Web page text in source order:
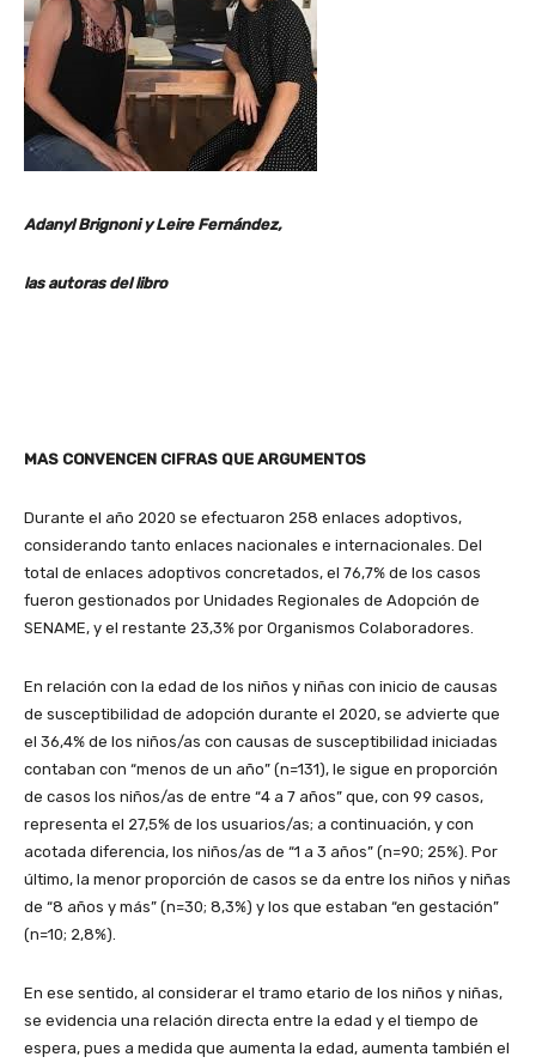
Adanyl Brignoni y Leire Fernández,
las autoras del libro
MAS CONVENCEN CIFRAS QUE ARGUMENTOS
Durante el año 2020 se efectuaron 258 enlaces adoptivos,
considerando tanto enlaces nacionales e internacionales. Del
total de enlaces adoptivos concretados, el 76,7% de los casos
fueron gestionados por Unidades Regionales de Adopción de
SENAME, y el restante 23,3% por Organismos Colaboradores.
En relación con la edad de los niños y niñas con inicio de causas
de susceptibilidad de adopción durante el 2020, se advierte que
el 36,4% de los niños/as con causas de susceptibilidad iniciadas
contaban con “menos de un año” (n=131), le sigue en proporción
de casos los niños/as de entre “4 a 7 años” que, con 99 casos,
representa el 27,5% de los usuarios/as; a continuación, y con
acotada diferencia, los niños/as de “1 a 3 años” (n=90; 25%). Por
último, la menor proporción de casos se da entre los niños y niñas
de “8 años y más” (n=30; 8,3%) y los que estaban “en gestación”
(n=10; 2,8%).
En ese sentido, al considerar el tramo etario de los niños y niñas,
se evidencia una relación directa entre la edad y el tiempo de
espera, pues a medida que aumenta la edad, aumenta también el